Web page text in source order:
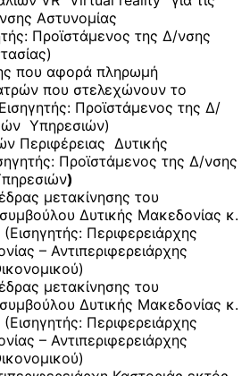
Αστυνομίας
Προϊστάμενος της Δ/νσης
που αφορά πληρωμή
που στελεχώνουν το
Προϊστάμενος της Δ/
Υπηρεσιών)
Περιφέρειας Δυτικής
Προϊστάμενος της Δ/νσης
)
μετακίνησης του
Δυτικής Μακεδονίας κ.
Περιφερειάρχης
– Αντιπεριφερειάρχης
μετακίνησης του
Δυτικής Μακεδονίας κ.
Περιφερειάρχης
– Αντιπεριφερειάρχης